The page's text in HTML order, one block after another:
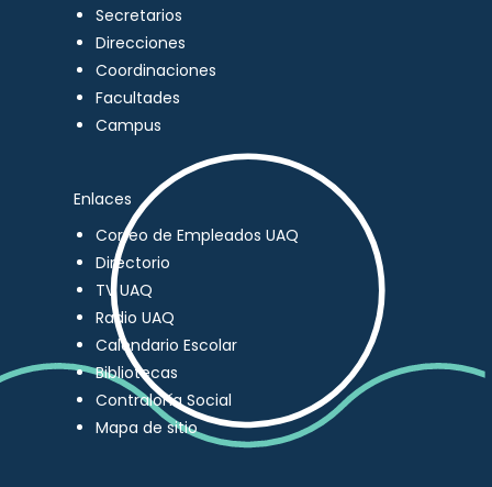
Secretarios
Direcciones
Coordinaciones
Facultades
Campus
Enlaces
Correo de Empleados UAQ
Directorio
TV UAQ
Radio UAQ
Calendario Escolar
Bibliotecas
Contraloría Social
Mapa de sitio